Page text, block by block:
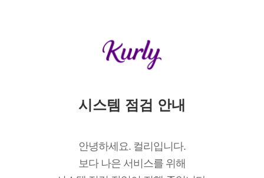
시스템 점검 안내
안녕하세요. 컬리입니다.
보다 나은 서비스를 위해